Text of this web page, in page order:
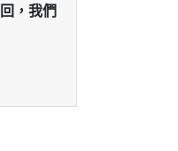
， 我們